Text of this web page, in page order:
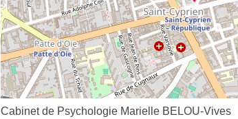
Cabinet de Psychologie Marielle BELOU-Vives